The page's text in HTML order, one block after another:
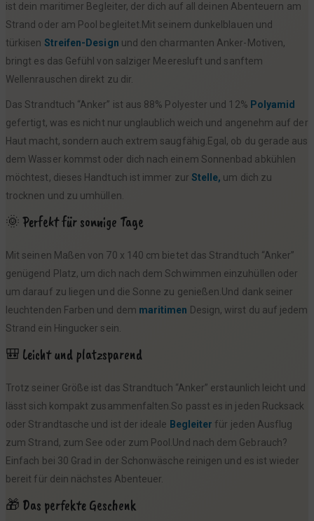
ist dein maritimer Begleiter, der dich auf all deinen Abenteuern am
Strand oder am Pool begleitet.Mit seinem dunkelblauen und
türkisen Streifen-Design und den charmanten Anker-Motiven,
bringt es das Gefühl von salziger Meeresluft und sanftem
Wellenrauschen direkt zu dir.
Das Strandtuch “Anker” ist aus 88% Polyester und 12% Polyamid
gefertigt, was es nicht nur unglaublich weich und angenehm auf der
Haut macht, sondern auch extrem saugfähig.Egal, ob du gerade aus
dem Wasser kommst oder dich nach einem Sonnenbad abkühlen
möchtest, dieses Handtuch ist immer zur Stelle, um dich zu
trocknen und zu umhüllen.
🌞 Perfekt für sonnige Tage
Mit seinen Maßen von 70 x 140 cm bietet das Strandtuch “Anker”
genügend Platz, um dich nach dem Schwimmen einzuhüllen oder
um darauf zu liegen und die Sonne zu genießen.Und dank seiner
leuchtenden Farben und dem maritimen Design, wirst du auf jedem
Strand ein Hingucker sein.
🎒 Leicht und platzsparend
Trotz seiner Größe ist das Strandtuch “Anker” erstaunlich leicht und
lässt sich kompakt zusammenfalten.So passt es in jeden Rucksack
oder Strandtasche und ist der ideale Begleiter für jeden Ausflug
zum Strand, zum See oder zum Pool.Und nach dem Gebrauch?
Einfach bei 30 Grad in der Schonwäsche reinigen und es ist wieder
bereit für dein nächstes Abenteuer.
🎁 Das perfekte Geschenk